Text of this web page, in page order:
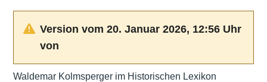
Version vom 20. Januar 2026, 12:56 Uhr
von
Waldemar Kolmsperger im Historischen Lexikon